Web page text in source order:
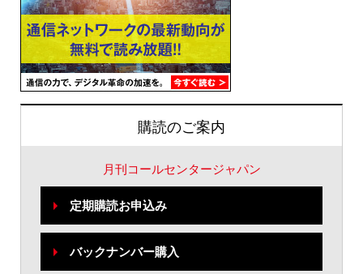
購読のご案内
月刊コールセンタージャパン
定期購読お申込み
バックナンバー購入